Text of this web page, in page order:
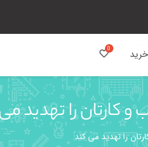
و کارتان را تهدید
را تهدید می کند